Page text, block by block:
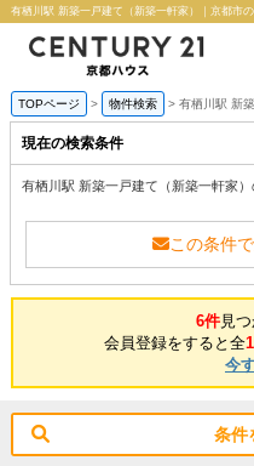
有栖川駅 新築一戸建て（新築一軒家）｜京都市
TOPページ 物件検索 有栖川駅 新
現在の検索条件
有栖川駅 新築一戸建て（新築一軒家
この条件
6件見つ
会員登録をすると全
今
条件